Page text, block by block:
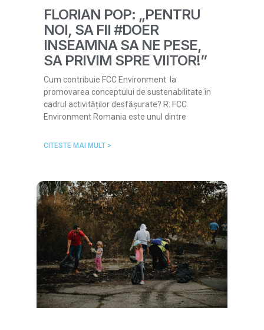
FLORIAN POP: „PENTRU
NOI, SA FII #DOER
INSEAMNA SA NE PESE,
SA PRIVIM SPRE VIITOR!”
Cum contribuie FCC Environment la
promovarea conceptului de sustenabilitate în
cadrul activităților desfășurate? R: FCC
Environment Romania este unul dintre
CITESTE MAI MULT >